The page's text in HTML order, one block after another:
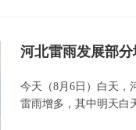
河北雷雨发展部
今天（8月6日）白天，
雷雨增多，其中明天白